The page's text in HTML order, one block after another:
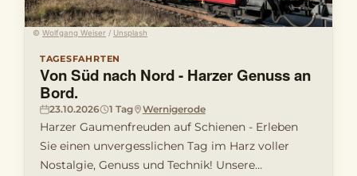
© Wolfgang Weiser / Unsplash
TAGESFAHRTEN
Von Süd nach Nord - Harzer Genuss an
Bord.
23.10.2026 1 Tag Wernigerode
Harzer Gaumenfreuden auf Schienen - Erleben
Sie einen unvergesslichen Tag im Harz voller
Nostalgie, Genuss und Technik! Unsere